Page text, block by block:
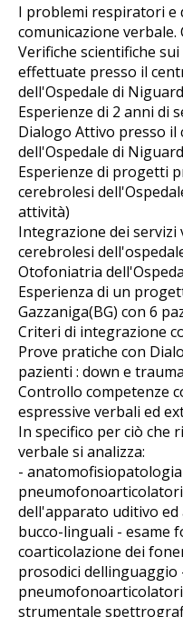
I problemi respiratori e
comunicazione verbale.
Verifiche scientifiche
effettuate presso il
dell'Ospedale di
Esperienze di 2 anni di
Dialogo Attivo presso
dell'Ospedale di
Esperienze di progetti
cerebrolesi
attività)
Integrazione dei
cerebrolesi
Otofoniatria
Esperienza di un
Gazzaniga(BG) con 6
Criteri di integrazione
Prove pratiche con
pazienti : down e
Controllo competenze
espressive verbali ed
In specifico per ciò che
verbale si analizza:
-
dell'apparato uditivo
bucco-linguali - esame
coarticolazione dei
prosodici dellinguaggio
strumentale